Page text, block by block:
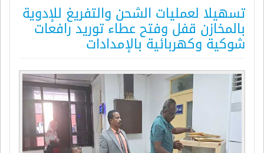
تسهيلا لعمليات الشحن والتفريغ للإدوية
بالمخازن قفل وفتح عطاء توريد رافعات
شوكية وكهربائية بالإمدادات